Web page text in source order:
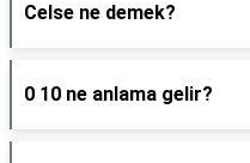
Celse ne demek?
0 10 ne anlama gelir?